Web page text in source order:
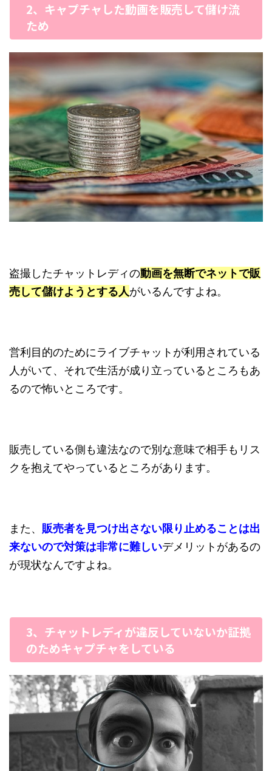
2、キャプチャした動画を販売して儲け流
ため
盗撮したチャットレディの動画を無断でネットで販
売して儲けようとする人がいるんですよね。
営利目的のためにライブチャットが利用されている
人がいて、それで生活が成り立っているところもあ
るので怖いところです。
販売している側も違法なので別な意味で相手もリス
クを抱えてやっているところがあります。
また、 販売者を見つけ出さない限り止めることは出
来ないので対策は非常に難しいデメリットがあるの
が現状なんですよね。
3、チャットレディが違反していないか証拠
のためキャプチャをしている